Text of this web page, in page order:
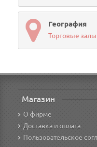
География
Торговые залы
Магазин
О фирме
Доставка и оплата
Пользовательское